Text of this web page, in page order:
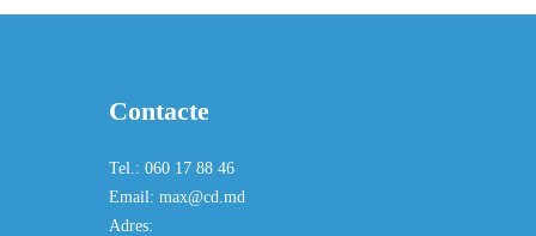
Contacte
Tel.: 060 17 88 46
Email: max@cd.md
Adres: